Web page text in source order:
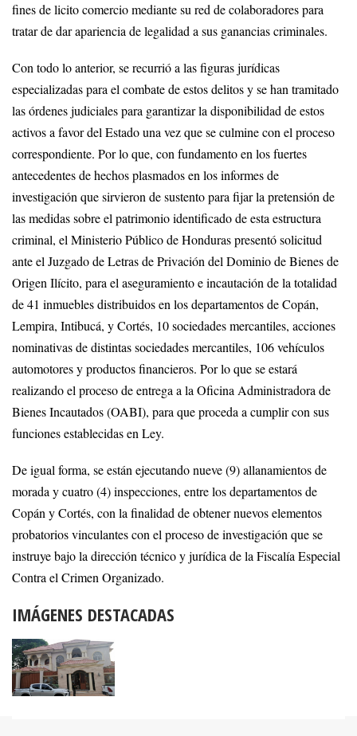
fines de licito comercio mediante su red de colaboradores para
tratar de dar apariencia de legalidad a sus ganancias criminales.
Con todo lo anterior, se recurrió a las figuras jurídicas
especializadas para el combate de estos delitos y se han tramitado
las órdenes judiciales para garantizar la disponibilidad de estos
activos a favor del Estado una vez que se culmine con el proceso
correspondiente. Por lo que, con fundamento en los fuertes
antecedentes de hechos plasmados en los informes de
investigación que sirvieron de sustento para fijar la pretensión de
las medidas sobre el patrimonio identificado de esta estructura
criminal, el Ministerio Público de Honduras presentó solicitud
ante el Juzgado de Letras de Privación del Dominio de Bienes de
Origen Ilícito, para el aseguramiento e incautación de la totalidad
de 41 inmuebles distribuidos en los departamentos de Copán,
Lempira, Intibucá, y Cortés, 10 sociedades mercantiles, acciones
nominativas de distintas sociedades mercantiles, 106 vehículos
automotores y productos financieros. Por lo que se estará
realizando el proceso de entrega a la Oficina Administradora de
Bienes Incautados (OABI), para que proceda a cumplir con sus
funciones establecidas en Ley.
De igual forma, se están ejecutando nueve (9) allanamientos de
morada y cuatro (4) inspecciones, entre los departamentos de
Copán y Cortés, con la finalidad de obtener nuevos elementos
probatorios vinculantes con el proceso de investigación que se
instruye bajo la dirección técnico y jurídica de la Fiscalía Especial
Contra el Crimen Organizado.
IMÁGENES DESTACADAS